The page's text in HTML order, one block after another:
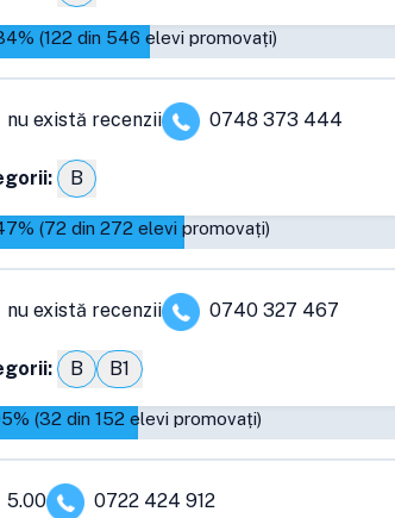
% (122 din 546 elevi promovați)
nu există recenzii 0748 373 444
B
% (72 din 272 elevi promovați)
nu există recenzii 0740 327 467
B B1
% (32 din 152 elevi promovați)
5.00 0722 424 912